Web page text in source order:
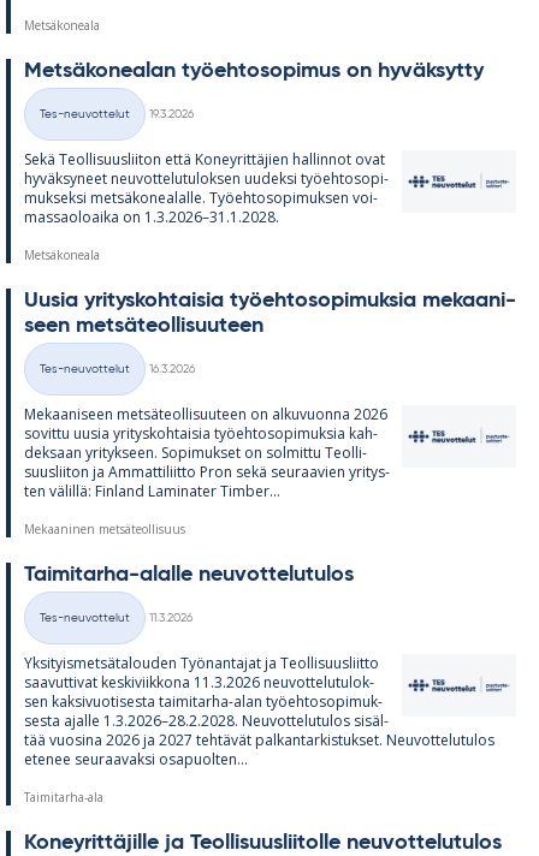
Metsäkoneala
Met­sä­ko­nea­lan työ­eh­to­so­pi­mus on hy­väk­sytty
Kategoriat
Tes-neuvottelut
19.3.2026
Sekä Teol­li­suus­lii­ton että Ko­ney­rit­tä­jien hal­lin­not ovat
hy­väk­sy­neet neu­vot­te­lu­tu­lok­sen uu­deksi työ­eh­to­so­pi­
muk­seksi met­sä­ko­nea­lalle. Työ­eh­to­so­pi­muk­sen voi­
mas­sao­loaika on 1.3.2026–31.1.2028.
Metsäkoneala
Uusia yri­tys­koh­tai­sia työ­eh­to­so­pi­muk­sia me­kaa­ni­
seen met­sä­teol­li­suu­teen
Kategoriat
Tes-neuvottelut
16.3.2026
Me­kaa­ni­seen met­sä­teol­li­suu­teen on al­ku­vuonna 2026
so­vittu uusia yri­tys­koh­tai­sia työ­eh­to­so­pi­muk­sia kah­
dek­saan yri­tyk­seen. So­pi­muk­set on sol­mittu Teol­li­
suus­lii­ton ja Am­mat­ti­liitto Pron sekä seu­raa­vien yri­tys­
ten vä­lillä: Fin­land La­mi­na­ter Tim­ber...
Mekaaninen metsäteollisuus
Tai­mi­tarha-alalle neu­vot­te­lu­tu­los
Kategoriat
Tes-neuvottelut
11.3.2026
Yk­si­tyis­met­sä­ta­lou­den Työ­nan­ta­jat ja Teol­li­suus­liitto
saa­vut­ti­vat kes­ki­viik­kona 11.3.2026 neu­vot­te­lu­tu­lok­
sen kak­si­vuo­ti­sesta tai­mi­tarha-alan työ­eh­to­so­pi­muk­
sesta ajalle 1.3.2026–28.2.2028. Neu­vot­te­lu­tu­los si­säl­
tää vuo­sina 2026 ja 2027 teh­tä­vät pal­kan­tar­kis­tuk­set. Neu­vot­te­lu­tu­los
ete­nee seu­raa­vaksi os­a­puol­ten...
Taimitarha-ala
Ko­ney­rit­tä­jille ja Teol­li­suus­lii­tolle neu­vot­te­lu­tu­los